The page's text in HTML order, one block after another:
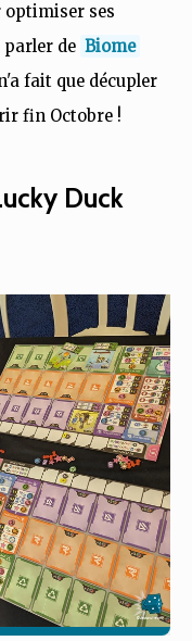
optimiser ses
parler de Biome
fait que décupler
fin Octobre !
Duck